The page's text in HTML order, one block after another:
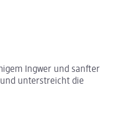
Ingwer und sanfter
unterstreicht die